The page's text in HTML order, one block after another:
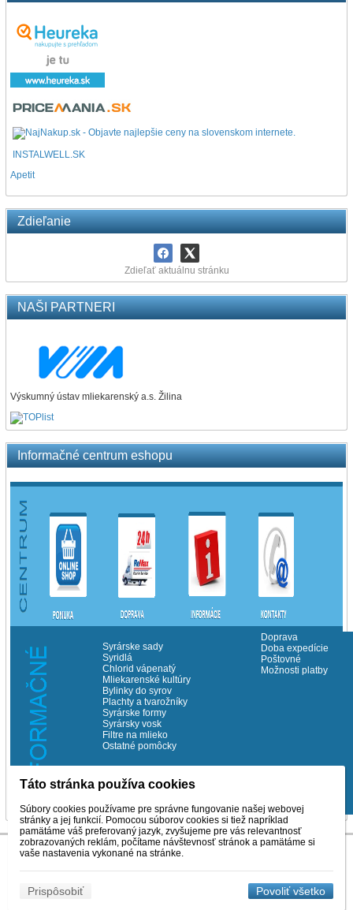
INSTALWELL.SK
Apetit
Zdieľanie
Zdieľať aktuálnu stránku
NAŠI PARTNERI
Výskumný ústav mliekarenský a.s. Žilina
Informačné centrum eshopu
Syrárske sady
Syridlá
Chlorid vápenatý
Mliekarenské kultúry
Bylinky do syrov
Plachty a tvarožníky
Syrárske formy
Syrársky vosk
Filtre na mlieko
Ostatné pomôcky
Doprava
Doba expedície
Poštovné
Možnosti platby
Táto stránka používa cookies
Súbory cookies používame pre správne fungovanie našej webovej
stránky a jej funkcií. Pomocou súborov cookies si tiež napríklad
pamätáme váš preferovaný jazyk, zvyšujeme pre vás relevantnosť
zobrazovaných reklám, počítame návštevnosť stránok a pamätáme si
vaše nastavenia vykonané na stránke.
Prispôsobiť Povoliť všetko